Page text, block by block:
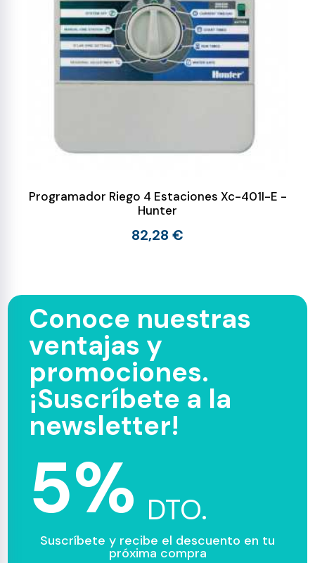
Programador Riego 4 Estaciones Xc-401I-E -
Hunter
82,28 €
Conoce nuestras
ventajas y
promociones.
¡Suscríbete a la
newsletter!
5% DTO.
Suscríbete y recibe el descuento en tu
próxima compra